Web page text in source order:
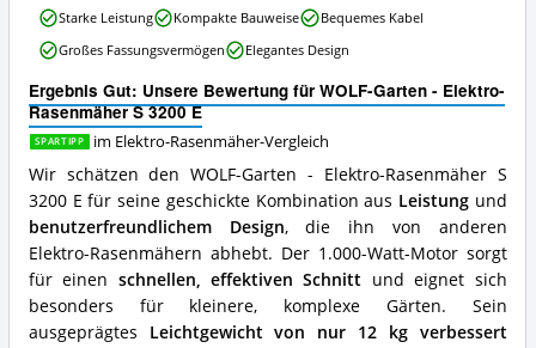
dieser
Elektro-
Rasenmäher
erhältlich?
Ergebnis Gut: Unsere Bewertung für WOLF-Garten - Elektro-
Rasenmäher S 3200 E
SPARTIPP im Elektro-Rasenmäher-Vergleich
Wir schätzen den WOLF-Garten - Elektro-Rasenmäher S
3200 E für seine geschickte Kombination aus Leistung und
benutzerfreundlichem Design, die ihn von anderen
Elektro-Rasenmähern abhebt. Der 1.000-Watt-Motor sorgt
für einen schnellen, effektiven Schnitt und eignet sich
besonders für kleinere, komplexe Gärten. Sein
ausgeprägtes Leichtgewicht von nur 12 kg verbessert
WOLF-
Garten
Rasenmäher
S
3200
E
Vorteile:
Was
spricht
für
diesen
Elektro-
Rasenmäher?
Starke Leistung Kompakte Bauweise
Bequemes Kabel
Großes Fassungsvermögen
Elegantes Design